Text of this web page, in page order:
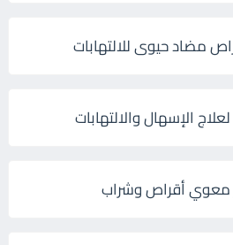
الإسهال والالتهابات